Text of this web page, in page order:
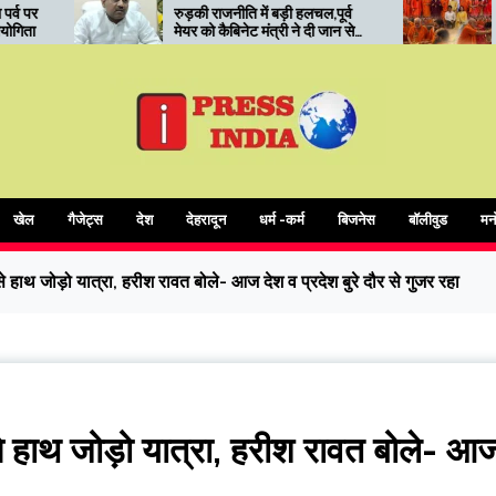
में बड़ी हलचल,पूर्व
मंत्री ने दी जान से
रुड़की में कोर यूनिवर्सिटी का ‘सनातन
मंथन’: संत सम्मेलन में आध्यात्मिक
शिक्षा और संस्कारों पर जोर
खेल गैजेट्स देश देहरादून धर्म -कर्म बिजनेस बॉलीवुड
जोड़ो यात्रा, हरीश रावत बोले- आज देश व प्रदेश बुरे दौर से गुजर रहा
जोड़ो यात्रा, हरीश रावत बोले-